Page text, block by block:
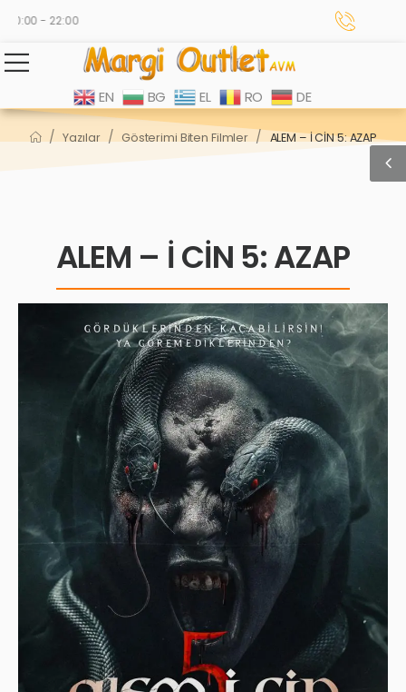
- 22:00
EN BG EL RO DE
/ Yazılar / Gösterimi Biten Filmler / ALEM – İ CİN 5: AZAP
ALEM – İ CİN 5: AZAP